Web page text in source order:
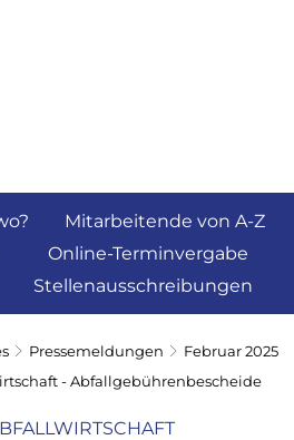
Mitarbeitende von A-Z
Online-Terminvergabe
Stellenausschreibungen
Pressemeldungen
Februar 2025
- Abfallgebührenbescheide